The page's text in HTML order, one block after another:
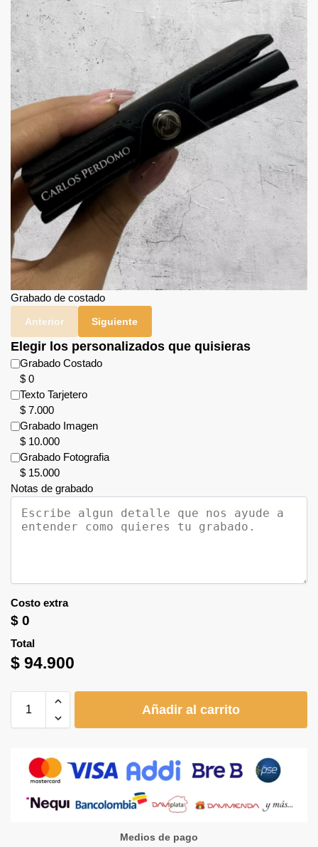
Grabado de costado
Anterior Siguiente
Elegir los personalizados que quisieras
Grabado Costado
$ 0
Texto Tarjetero
$ 7.000
Grabado Imagen
$ 10.000
Grabado Fotografia
$ 15.000
Notas de grabado
Costo extra
$ 0
Total
$ 94.900
Añadir al carrito
Medios de pago